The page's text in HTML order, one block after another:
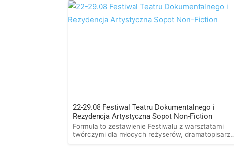
wyróżnione 2026 roku prace dyplomowe
Bernatowicza, Jakuba Groborza, Marcina Pastwy,
22-29.08 Festiwal Teatru Dokumentalnego i
Rezydencja Artystyczna Sopot Non-Fiction
Formuła to zestawienie Festiwalu z warsztatami
twórczymi dla młodych reżyserów, dramatopisarzy